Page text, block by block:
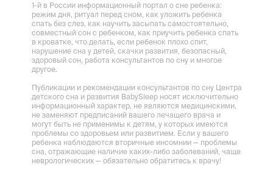
1-й в России информационный портал о сне ребенка:
режим дня, ритуал перед сном, как уложить ребенка
спать без слез, как научить засыпать самостоятельно,
совместный сон с ребенком, как приучить ребенка спать
в кроватке, что делать, если ребенок плохо спит,
нарушение сна у детей, скачки развития, безопасный,
здоровый сон, работа консультантов по сну и многое
другое.
Публикации и рекомендации консультантов по сну Центра
детского сна и развития BabySleep носят исключительно
информационный характер, не являются медицинскими,
не заменяют предписаний вашего лечащего врача и
могут быть не применимы к детям, у которых имеются
проблемы со здоровьем или развитием. Если у вашего
ребенка наблюдаются вторичные инсомнии — проблемы
сна, отражающие наличие каких-либо заболеваний, чаще
неврологических — обязательно обратитесь к врачу!